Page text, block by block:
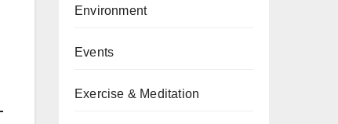
Environment
Events
Exercise & Meditation